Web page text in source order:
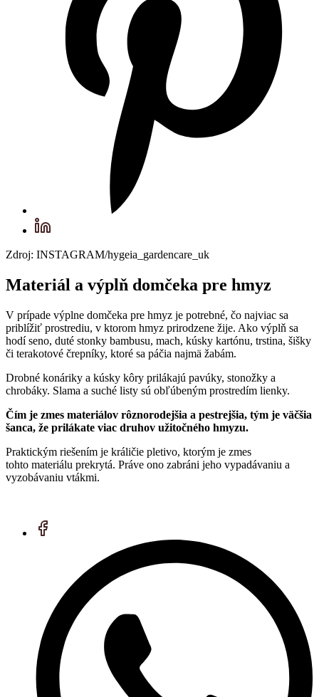
Zdroj: INSTAGRAM/hygeia_gardencare_uk
Materiál a výplň domčeka pre hmyz
V prípade výplne domčeka pre hmyz je potrebné, čo najviac sa
priblížiť prostrediu, v ktorom hmyz prirodzene žije. Ako výplň sa
hodí seno, duté stonky bambusu, mach, kúsky kartónu, trstina, šišky
či terakotové črepníky, ktoré sa páčia najmä žabám.
Drobné konáriky a kúsky kôry prilákajú pavúky, stonožky a
chrobáky. Slama a suché listy sú obľúbeným prostredím lienky.
Čím je zmes materiálov rôznorodejšia a pestrejšia, tým je väčšia
šanca, že prilákate viac druhov užitočného hmyzu.
Praktickým riešením je králičie pletivo, ktorým je zmes
tohto materiálu prekrytá. Práve ono zabráni jeho vypadávaniu a
vyzobávaniu vtákmi.